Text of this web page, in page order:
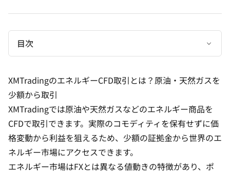
目次
XMTradingのエネルギーCFD取引とは？原油・天然ガスを
少額から取引
XMTradingでは原油や天然ガスなどのエネルギー商品を
CFDで取引できます。実際のコモディティを保有せずに価
格変動から利益を狙えるため、少額の証拠金から世界のエ
ネルギー市場にアクセスできます。
エネルギー市場はFXとは異なる値動きの特徴があり、ポ